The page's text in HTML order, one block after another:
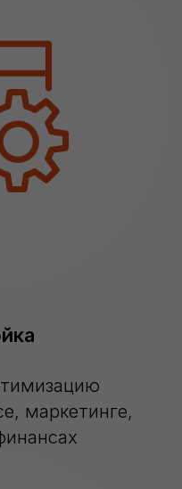
маркетинге,